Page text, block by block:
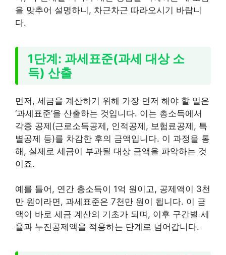
을 맞추어 설명하니, 차근차근 따라오시기 바랍니
다.
1단계: 과세표준(과세 대상 소
득) 산출
먼저, 세금을 계산하기 위해 가장 먼저 해야 할 일은
‘과세표준’을 산출하는 것입니다. 이는 총소득에서
각종 공제(근로소득공제, 인적공제, 보험료공제, 특
별공제 등)를 차감한 후의 금액입니다. 이 과정을 통
해, 실제로 세금이 부과될 대상 금액을 파악하는 것
이죠.
예를 들어, 연간 총소득이 1억 원이고, 공제액이 3천
만 원이라면, 과세표준은 7천만 원이 됩니다. 이 금
액이 바로 세금 계산의 기초가 되며, 이후 구간별 세
율과 누진공제액을 적용하는 단계로 넘어갑니다.